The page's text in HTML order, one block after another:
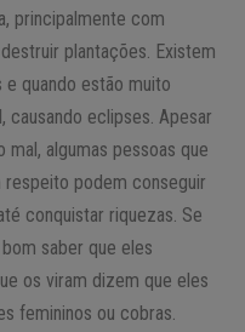
principalmente com
plantações. Existem
quando estão muito
causando eclipses. Apesar
algumas pessoas que
podem conseguir
conquistar riquezas. Se
saber que eles
os viram dizem que eles
femininos ou cobras.